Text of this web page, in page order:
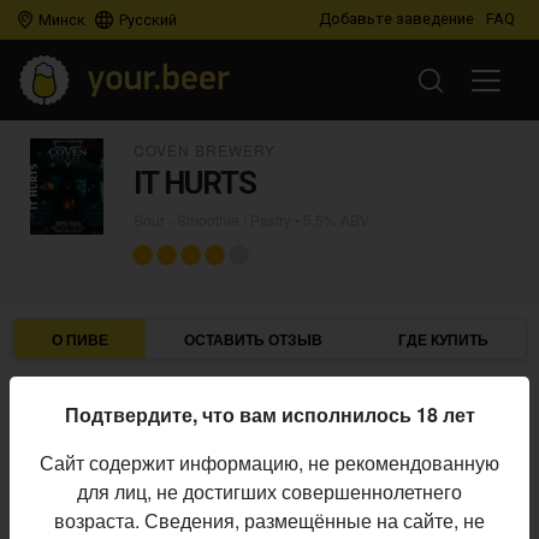
Минск Русский Добавьте заведение FAQ
IT HURTS
О ПИВЕ ОСТАВИТЬ ОТЗЫВ ГДЕ КУПИТЬ
Пивоварня:
Алкоголь:
5,5%
Начало
выпуска:
25.10.2025
Подтвердите, что вам исполнилось 18 лет
Сайт содержит информацию, не рекомендованную
для лиц, не достигших совершеннолетнего
возраста. Сведения, размещённые на сайте, не